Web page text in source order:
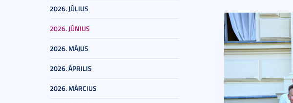
2026. JÚLIUS
2026. JÚNIUS
2026. MÁJUS
2026. ÁPRILIS
2026. MÁRCIUS